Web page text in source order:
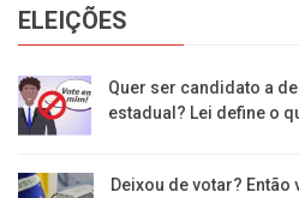
ELEIÇÕES
Quer ser candidato a
estadual? Lei define o
Deixou de votar?